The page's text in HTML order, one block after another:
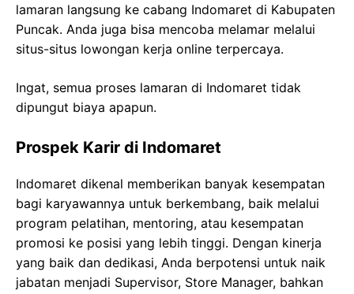
lamaran langsung ke cabang Indomaret di Kabupaten
Puncak. Anda juga bisa mencoba melamar melalui
situs-situs lowongan kerja online terpercaya.
Ingat, semua proses lamaran di Indomaret tidak
dipungut biaya apapun.
Prospek Karir di Indomaret
Indomaret dikenal memberikan banyak kesempatan
bagi karyawannya untuk berkembang, baik melalui
program pelatihan, mentoring, atau kesempatan
promosi ke posisi yang lebih tinggi. Dengan kinerja
yang baik dan dedikasi, Anda berpotensi untuk naik
jabatan menjadi Supervisor, Store Manager, bahkan